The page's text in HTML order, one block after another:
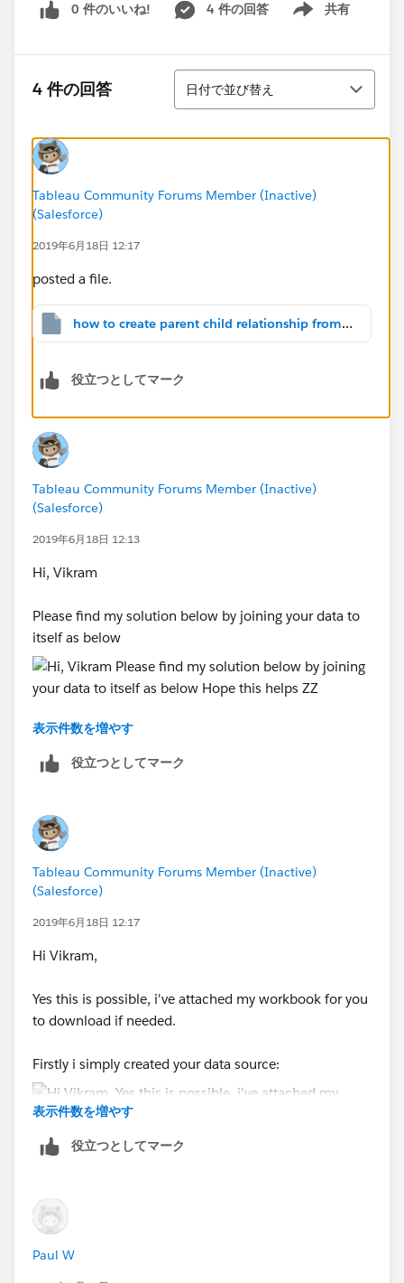
0 件のいいね! 4 件の回答 共有
Show menu
4 件の回答
並び替え
日付で並び替え
Tableau Community Forums Member (Inactive)
(Salesforce)
2019年6月18日 12:17
posted a file.
how to create parent child relationship from two columns.twbx
役立つとしてマーク
Tableau Community Forums Member (Inactive)
(Salesforce)
2019年6月18日 12:13
Hi, Vikram
Please find my solution below by joining your data to
itself as below
Hope this helps
表示件数を増やす
役立つとしてマーク
Tableau Community Forums Member (Inactive)
(Salesforce)
2019年6月18日 12:17
Hi Vikram,
Yes this is possible, i've attached my workbook for you
to download if needed.
Firstly i simply created your data source:
excluded) with the below highlighted join calculation:
表示件数を増やす
役立つとしてマーク
Paul W